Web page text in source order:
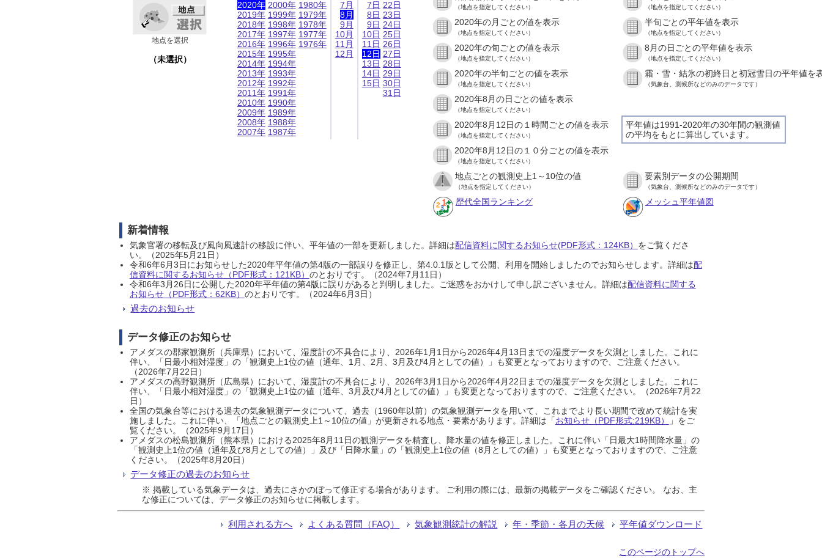
地点を選択
（未選択）
2020年
2019年
2018年
2017年
2016年
2015年
2014年
2013年
2012年
2011年
2010年
2009年
2008年
2007年
2000年
1999年
1998年
1997年
1996年
1995年
1994年
1993年
1992年
1991年
1990年
1989年
1988年
1987年
1980年
1979年
1978年
1977年
1976年
7月
8月
9月
10月
11月
12月
7日
8日
9日
10日
11日
12日
13日
14日
15日
22日
23日
24日
25日
26日
27日
28日
29日
30日
31日
（地点を指定してください） （地点を指定してください）
2020年の月ごとの値を表示
（地点を指定してください）
半旬ごとの平年値を表示
（地点を指定してください）
2020年の旬ごとの値を表示
（地点を指定してください）
8月の日ごとの平年値を表示
（地点を指定してください）
2020年の半旬ごとの値を表示
（地点を指定してください）
霜・雪・結氷の初終日と初冠雪日の平年値を
（気象台、測候所などのみのデータです）
2020年8月の日ごとの値を表示
（地点を指定してください）
平年値は1991-2020年の30年間の観測値
の平均をもとに算出しています。
2020年8月12日の１時間ごとの値を表示
（地点を指定してください）
2020年8月12日の１０分ごとの値を表示
（地点を指定してください）
地点ごとの観測史上1～10位の値
（地点を指定してください）
要素別データの公開期間
（気象台、測候所などのみのデータです）
歴代全国ランキング メッシュ平年値図
新着情報
気象官署の移転及び風向風速計の移設に伴い、平年値の一部を更新しました。詳細は配信資料に関するお知らせ(PDF形式：124KB） をご覧くださ
い。（2025年5月21日）
令和6年6月3日にお知らせした2020年平年値の第4版の一部誤りを修正し、第4.0.1版として公開、利用を開始しましたのでお知らせします。詳細は配
信資料に関するお知らせ（PDF形式：121KB） のとおりです。（2024年7月11日）
令和6年3月26日に公開した2020年平年値の第4版に誤りがあると判明しました。ご迷惑をおかけして申し訳ございません。詳細は配信資料に関する
お知らせ（PDF形式：62KB） のとおりです。（2024年6月3日）
過去のお知らせ
データ修正のお知らせ
アメダスの郡家観測所（兵庫県）において、湿度計の不具合により、2026年1月1日から2026年4月13日までの湿度データを欠測としました。これに
伴い、「日最小相対湿度」の「観測史上1位の値（通年、1月、2月、3月及び4月としての値）」も変更となっておりますので、ご注意ください。
（2026年7月22日）
アメダスの高野観測所（広島県）において、湿度計の不具合により、2026年3月1日から2026年4月22日までの湿度データを欠測としました。これに
伴い、「日最小相対湿度」の「観測史上1位の値（通年、3月及び4月としての値）」も変更となっておりますので、ご注意ください。（2026年7月22
日）
全国の気象台等における過去の気象観測データについて、過去（1960年以前）の気象観測データを用いて、これまでより長い期間で改めて統計を実
施しました。これに伴い、「地点ごとの観測史上1～10位の値」が更新される地点・要素があります。詳細は「お知らせ（PDF形式:219KB）
」をご
覧ください。（2025年9月17日）
アメダスの松島観測所（熊本県）における2025年8月11日の観測データを精査し、降水量の値を修正しました。これに伴い「日最大1時間降水量」の
「観測史上1位の値（通年及び8月としての値）」及び「日降水量」の「観測史上1位の値（8月としての値）」も変更となっておりますので、ご注意
ください。（2025年8月20日）
データ修正の過去のお知らせ
※ 掲載している気象データは、過去にさかのぼって修正する場合があります。 ご利用の際には、最新の掲載データをご確認ください。 なお、主
な修正については、データ修正のお知らせに掲載します。
利用される方へ よくある質問（FAQ） 気象観測統計の解説 年・季節・各月の天候 平年値ダウンロード
このページのトップへ